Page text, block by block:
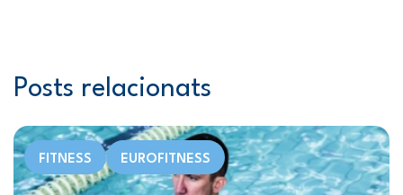
Posts relacionats
FITNESS EUROFITNESS